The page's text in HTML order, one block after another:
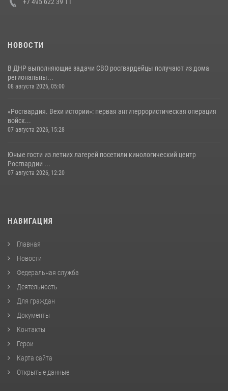
НОВОСТИ
В ДНР выполняющие задачи СВО росгвардейцы получают из дома
региональны...
08 августа 2026, 05:00
«Росгвардия. Вехи истории»: первая антитеррористическая операция
войск...
07 августа 2026, 15:28
Юные гости из летних лагерей посетили кинологический центр
Росгвардии ...
07 августа 2026, 12:20
НАВИГАЦИЯ
Главная
Новости
Федеральная служба
Деятельность
Для граждан
Документы
Контакты
Герои
Карта сайта
Открытые данные